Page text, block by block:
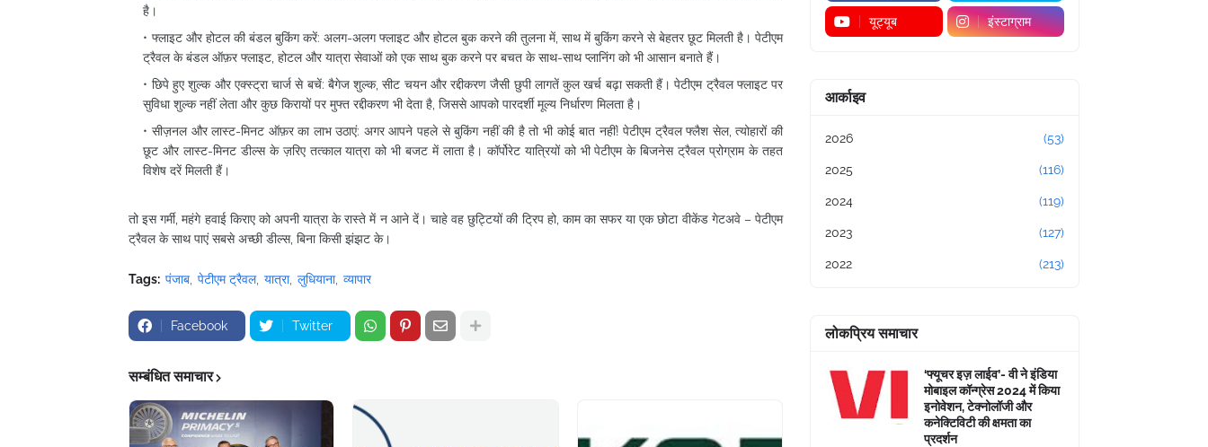
है।
फ्लाइट और होटल की बंडल बुकिंग करें: अलग-अलग फ्लाइट और होटल बुक करने की तुलना में, साथ में बुकिंग करने से बेहतर छूट मिलती है। पेटीएम
ट्रैवल के बंडल ऑफ़र फ्लाइट, होटल और यात्रा सेवाओं को एक साथ बुक करने पर बचत के साथ-साथ प्लानिंग को भी आसान बनाते हैं।
छिपे हुए शुल्क और एक्स्ट्रा चार्ज से बचें: बैगेज शुल्क, सीट चयन और रद्दीकरण जैसी छुपी लागतें कुल खर्च बढ़ा सकती हैं। पेटीएम ट्रैवल फ्लाइट पर
सुविधा शुल्क नहीं लेता और कुछ किरायों पर मुफ्त रद्दीकरण भी देता है, जिससे आपको पारदर्शी मूल्य निर्धारण मिलता है।
सीज़नल और लास्ट-मिनट ऑफ़र का लाभ उठाएं: अगर आपने पहले से बुकिंग नहीं की है तो भी कोई बात नहीं! पेटीएम ट्रैवल फ्लैश सेल, त्योहारों की
छूट और लास्ट-मिनट डील्स के ज़रिए तत्काल यात्रा को भी बजट में लाता है। कॉर्पोरेट यात्रियों को भी पेटीएम के बिजनेस ट्रैवल प्रोग्राम के तहत
विशेष दरें मिलती हैं।
तो इस गर्मी, महंगे हवाई किराए को अपनी यात्रा के रास्ते में न आने दें। चाहे वह छुट्टियों की ट्रिप हो, काम का सफर या एक छोटा वीकेंड गेटअवे – पेटीएम
ट्रैवल के साथ पाएं सबसे अच्छी डील्स, बिना किसी झंझट के।
Tags: पंजाब पेटीएम ट्रैवल यात्रा लुधियाना व्यापार
Facebook Twitter
सम्बंधित समाचार
यूट्यूब इंस्टाग्राम
आर्काइव
2026 (53)
2025 (116)
2024 (119)
2023 (127)
2022 (213)
लोकप्रिय समाचार
‘फ्यूचर इज़ लाईव’- वी ने इंडिया
मोबाइल कॉन्ग्रेस 2024 में किया
इनोवेशन, टेक्नोलॉजी और
कनेक्टिविटी की क्षमता का
प्रदर्शन